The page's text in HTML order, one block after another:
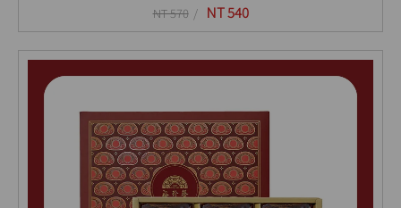
NT 570 NT 540